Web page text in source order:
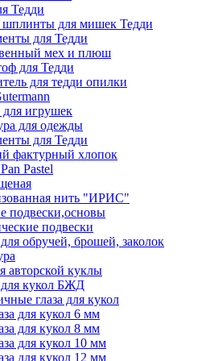
Тедди
для мишек Тедди
для Тедди
мех и плюш
для Тедди
для тедди опилки
игрушек
для одежды
для Тедди
фактурный хлопок
Pastel
нить "ИРИС"
подвески,основы
подвески
обручей, брошей, заколок
авторской куклы
кукол БЖД
глаза для кукол
для кукол 6 мм
для кукол 8 мм
для кукол 10 мм
для кукол 12 мм